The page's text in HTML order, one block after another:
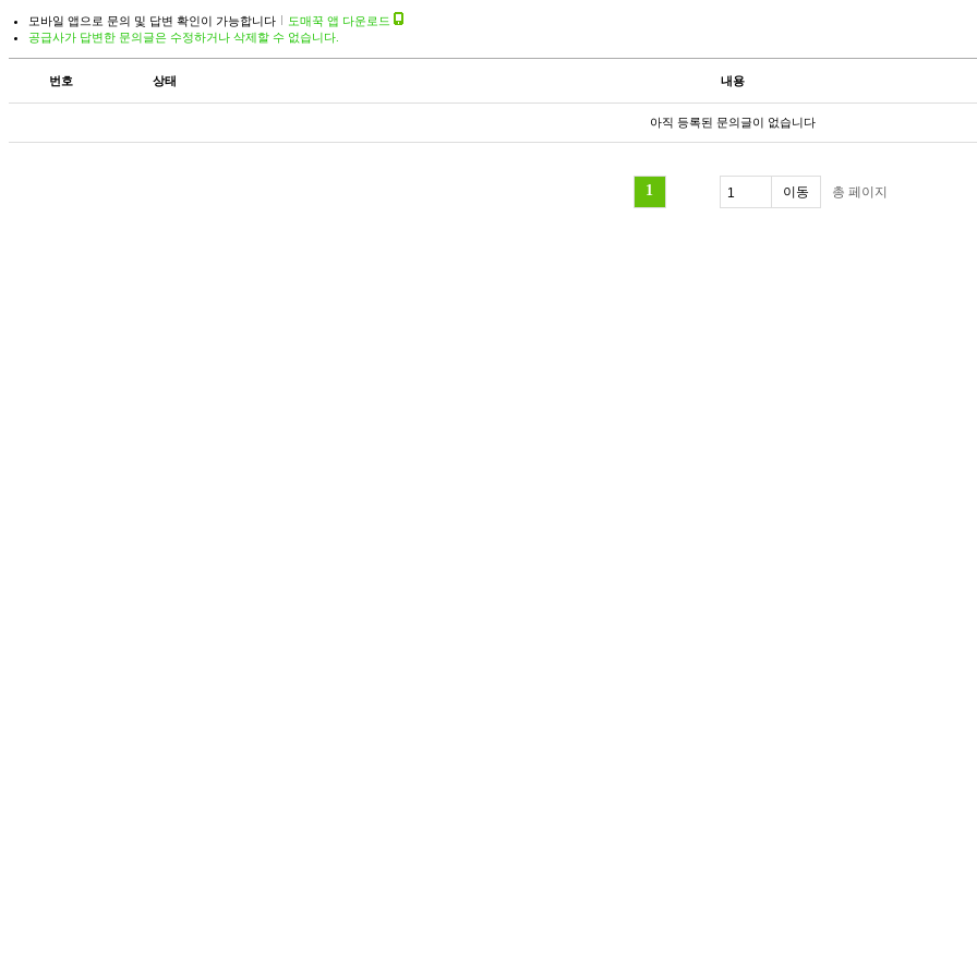
모바일 앱으로 문의 및 답변 확인이 가능합니다
도매꾹 앱 다운로드
공급사가 답변한 문의글은 수정하거나 삭제할 수 없습니다.
번호 상태 내용
아직 등록된 문의글이 없습니다
1 총 페이지